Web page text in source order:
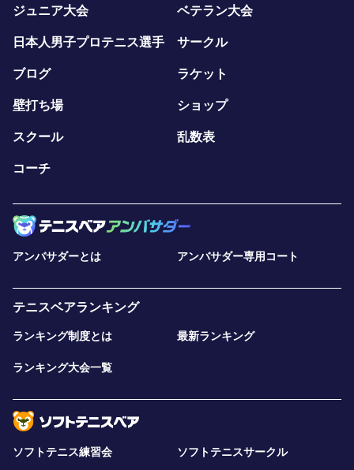
ジュニア大会 ベテラン大会
日本人男子プロテニス選手 サークル
ブログ ラケット
壁打ち場 ショップ
スクール 乱数表
コーチ
アンバサダーとは アンバサダー専用コート
テニスベアランキング
ランキング制度とは 最新ランキング
ランキング大会一覧
ソフトテニス練習会 ソフトテニスサークル